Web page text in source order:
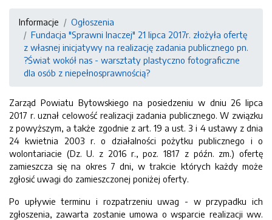
Informacje
Ogłoszenia
Fundacja "Sprawni Inaczej" 21 lipca 2017r. złożyła ofertę
z własnej inicjatywy na realizację zadania publicznego pn.
?Świat wokół nas - warsztaty plastyczno fotograficzne
dla osób z niepełnosprawnością?
Zarząd Powiatu Bytowskiego na posiedzeniu w dniu 26 lipca
2017 r. uznał celowość realizacji zadania publicznego. W związku
z powyższym, a także zgodnie z art. 19 a ust. 3 i 4 ustawy z dnia
24 kwietnia 2003 r. o działalności pożytku publicznego i o
wolontariacie (Dz. U. z 2016 r., poz. 1817 z późn. zm.) ofertę
zamieszcza się na okres 7 dni, w trakcie których każdy może
zgłosić uwagi do zamieszczonej poniżej oferty.
Po upływie terminu i rozpatrzeniu uwag - w przypadku ich
zgłoszenia, zawarta zostanie umowa o wsparcie realizacji ww.